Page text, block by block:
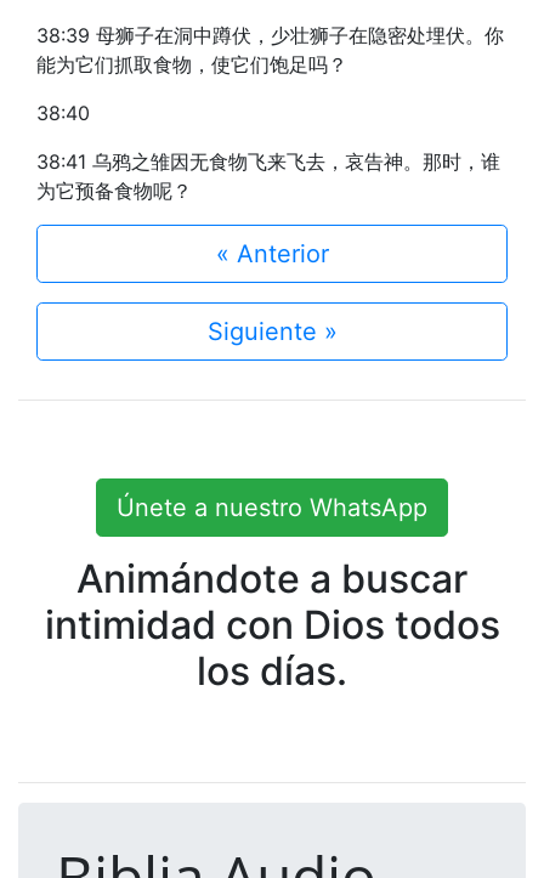
38:39 母狮子在洞中蹲伏，少壮狮子在隐密处埋伏。你
能为它们抓取食物，使它们饱足吗？
38:40
38:41 乌鸦之雏因无食物飞来飞去，哀告神。那时，谁
为它预备食物呢？
« Anterior
Siguiente »
Únete a nuestro WhatsApp
Animándote a buscar
intimidad con Dios todos
los días.